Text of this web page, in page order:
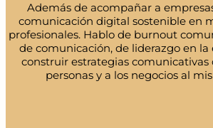
Además de acompañar a
comunicación digital sostenible en
profesionales. Hablo de burnout
de comunicación, de liderazgo en la
construir estrategias comunicativas
personas y a los negocios al